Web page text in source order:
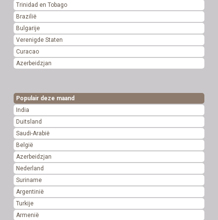
Trinidad en Tobago
Brazilië
Bulgarije
Verenigde Staten
Curacao
Azerbeidzjan
Populair deze maand
India
Duitsland
Saudi-Arabië
België
Azerbeidzjan
Nederland
Suriname
Argentinië
Turkije
Armenië